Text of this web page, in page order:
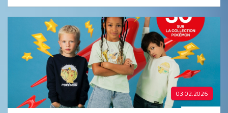
03.02.2026